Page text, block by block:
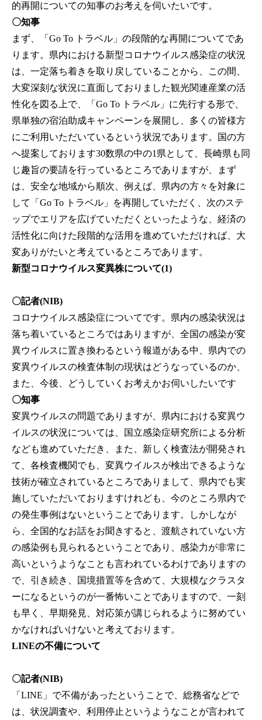
的再開についての知事のお考えを伺いたいです。
〇知事
まず、「Go To トラベル」の段階的な再開についてであ
ります。県内における新型コロナウイルス感染症の状況
は、一定落ち着きを取り戻していることから、この間、
大変深刻な状況に直面しておりました観光関連産業の活
性化を図る上で、「Go To トラベル」に先行する形で、
県単独の宿泊助成キャンペーンを展開し、多くの皆様方
にご利用いただいているという状況であります。国の方
へ提案しております30数県の中の1県として、長崎県も同
じ趣旨の要請を行っているところでありますが、まず
は、安全な地域から順次、例えば、県内の方々を対象に
して「Go To トラベル」を再開していただく、次のステ
ップでエリアを広げていただくといったような、経済の
活性化に向けた段階的な活用を進めていただければ、大
変ありがたいと考えているところであります。
新型コロナウイルス変異株について(1)
〇記者(NIB)
コロナウイルス感染症についてです。県内の感染状況は
落ち着いているところではありますが、全国の感染が変
異ウイルスに置き換わるという報道がある中、県内での
変異ウイルスの検査体制の現状はどうなっているのか、
また、今後、どうしていくお考えかお伺いしたいです
〇知事
変異ウイルスの問題でありますが、県内における変異ウ
イルスの状況については、国立感染症研究所による分析
なども進めていただき、また、新しく検査法が開発され
て、各検査機関でも、変異ウイルスが検出できるような
技術が確立されているところでありまして、県内でも実
施していただいておりますけれども、今のところ県内で
の発生事例はないということであります。しかしなが
ら、全国的なお話をお聞きすると、渡航されていない方
の感染例も見られるということであり、感染力が非常に
高いというようなことも言われているわけでありますの
で、引き続き、国境措置等を含めて、大規模なクラスタ
ーになるというのが一番怖いことでありますので、一刻
も早く、早期発見、対応策が講じられるように努めてい
かなければいけないと考えております。
LINEの不備について
〇記者(NIB)
「LINE」で不備があったということで、総務省などで
は、状況調査や、利用停止というようなことが言われて